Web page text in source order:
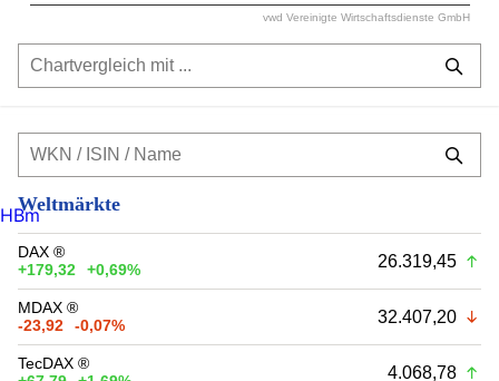
vwd Vereinigte Wirtschaftsdienste GmbH
Weltmärkte
DAX ®
+179,32
+0,69% 26.319,45
MDAX ®
-23,92
-0,07% 32.407,20
TecDAX ®
4.068,78
HBm